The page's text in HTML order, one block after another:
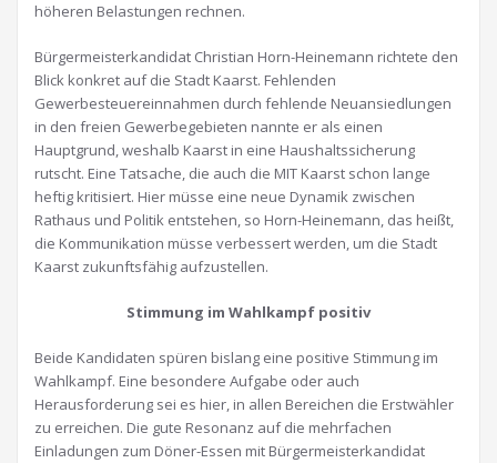
höheren Belastungen rechnen.
Bürgermeisterkandidat Christian Horn-Heinemann richtete den
Blick konkret auf die Stadt Kaarst. Fehlenden
Gewerbesteuereinnahmen durch fehlende Neuansiedlungen
in den freien Gewerbegebieten nannte er als einen
Hauptgrund, weshalb Kaarst in eine Haushaltssicherung
rutscht. Eine Tatsache, die auch die MIT Kaarst schon lange
heftig kritisiert. Hier müsse eine neue Dynamik zwischen
Rathaus und Politik entstehen, so Horn-Heinemann, das heißt,
die Kommunikation müsse verbessert werden, um die Stadt
Kaarst zukunftsfähig aufzustellen.
Stimmung im Wahlkampf positiv
Beide Kandidaten spüren bislang eine positive Stimmung im
Wahlkampf. Eine besondere Aufgabe oder auch
Herausforderung sei es hier, in allen Bereichen die Erstwähler
zu erreichen. Die gute Resonanz auf die mehrfachen
Einladungen zum Döner-Essen mit Bürgermeisterkandidat